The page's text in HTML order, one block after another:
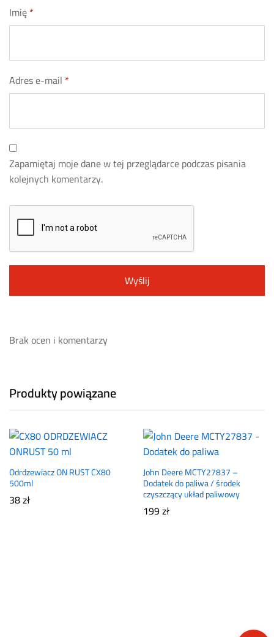
Imię*
Adres e-mail *
Zapamiętaj moje dane w tej przeglądarce podczas pisania
kolejnych komentarzy.
Brak ocen i komentarzy
Produkty powiązane
Odrdzewiacz ON RUST CX80
500ml
38zł
John Deere MCTY27837 –
Dodatek do paliwa / środek
czyszczący układ paliwowy
199zł